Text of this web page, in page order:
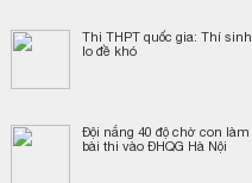
Thi THPT quốc gia: Thí sinh
lo đề khó
Đội nắng 40 độ chờ con làm
bài thi vào ĐHQG Hà Nội